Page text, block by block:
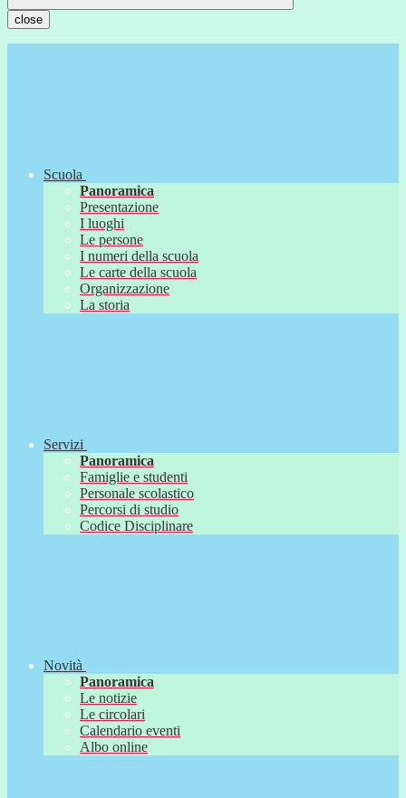
close
Scuola
Panoramica
Presentazione
I luoghi
Le persone
I numeri della scuola
Le carte della scuola
Organizzazione
La storia
Servizi
Panoramica
Famiglie e studenti
Personale scolastico
Percorsi di studio
Codice Disciplinare
Novità
Panoramica
Le notizie
Le circolari
Calendario eventi
Albo online